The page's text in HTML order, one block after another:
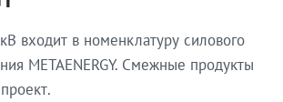
входит в номенклатуру силового
METAENERGY. Смежные продукты